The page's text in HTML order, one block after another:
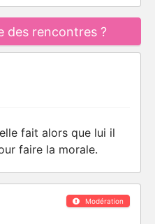
des rencontres ?
fait alors que lui il
faire la morale.
Modération